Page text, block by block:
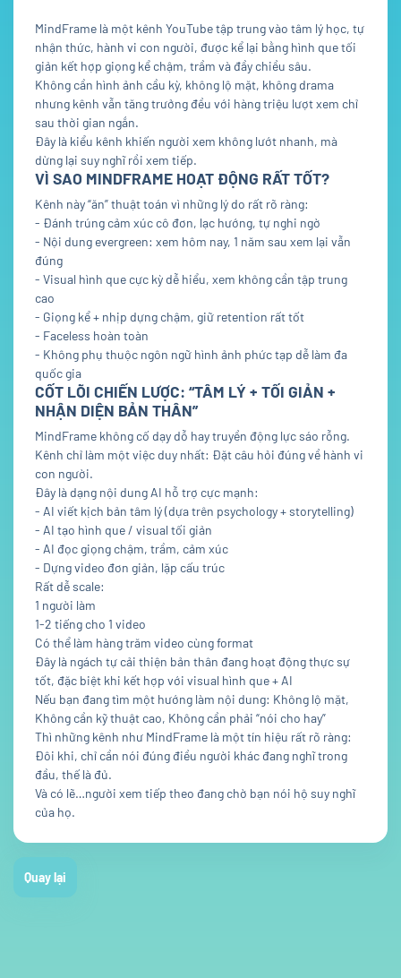
MindFrame là một kênh YouTube tập trung vào tâm lý học, tự
nhận thức, hành vi con người, được kể lại bằng hình que tối
giản kết hợp giọng kể chậm, trầm và đầy chiều sâu.
Không cần hình ảnh cầu kỳ, không lộ mặt, không drama
nhưng kênh vẫn tăng trưởng đều với hàng triệu lượt xem chỉ
sau thời gian ngắn.
Đây là kiểu kênh khiến người xem không lướt nhanh, mà
dừng lại suy nghĩ rồi xem tiếp.
VÌ SAO MINDFRAME HOẠT ĐỘNG RẤT TỐT?
Kênh này “ăn” thuật toán vì những lý do rất rõ ràng:
- Đánh trúng cảm xúc cô đơn, lạc hướng, tự nghi ngờ
- Nội dung evergreen: xem hôm nay, 1 năm sau xem lại vẫn
đúng
- Visual hình que cực kỳ dễ hiểu, xem không cần tập trung
cao
- Giọng kể + nhịp dựng chậm, giữ retention rất tốt
- Faceless hoàn toàn
- Không phụ thuộc ngôn ngữ hình ảnh phức tạp dễ làm đa
quốc gia
CỐT LÕI CHIẾN LƯỢC: “TÂM LÝ + TỐI GIẢN +
NHẬN DIỆN BẢN THÂN”
MindFrame không cố dạy dỗ hay truyền động lực sáo rỗng.
Kênh chỉ làm một việc duy nhất: Đặt câu hỏi đúng về hành vi
con người.
Đây là dạng nội dung AI hỗ trợ cực mạnh:
- AI viết kịch bản tâm lý (dựa trên psychology + storytelling)
- AI tạo hình que / visual tối giản
- AI đọc giọng chậm, trầm, cảm xúc
- Dựng video đơn giản, lặp cấu trúc
Rất dễ scale:
1 người làm
1-2 tiếng cho 1 video
Có thể làm hàng trăm video cùng format
Đây là ngách tự cải thiện bản thân đang hoạt động thực sự
tốt, đặc biệt khi kết hợp với visual hình que + AI
Nếu bạn đang tìm một hướng làm nội dung: Không lộ mặt,
Không cần kỹ thuật cao, Không cần phải “nói cho hay”
Thì những kênh như MindFrame là một tín hiệu rất rõ ràng:
Đôi khi, chỉ cần nói đúng điều người khác đang nghĩ trong
đầu, thế là đủ.
Và có lẽ…người xem tiếp theo đang chờ bạn nói hộ suy nghĩ
của họ.
Quay lại